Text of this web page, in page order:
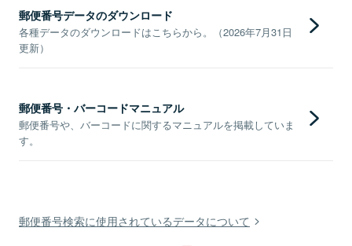
郵便番号データのダウンロード
各種データのダウンロードはこちらから。（2026年7月31日
更新）
郵便番号・バーコードマニュアル
郵便番号や、バーコードに関するマニュアルを掲載していま
す。
郵便番号検索に使用されているデータについて